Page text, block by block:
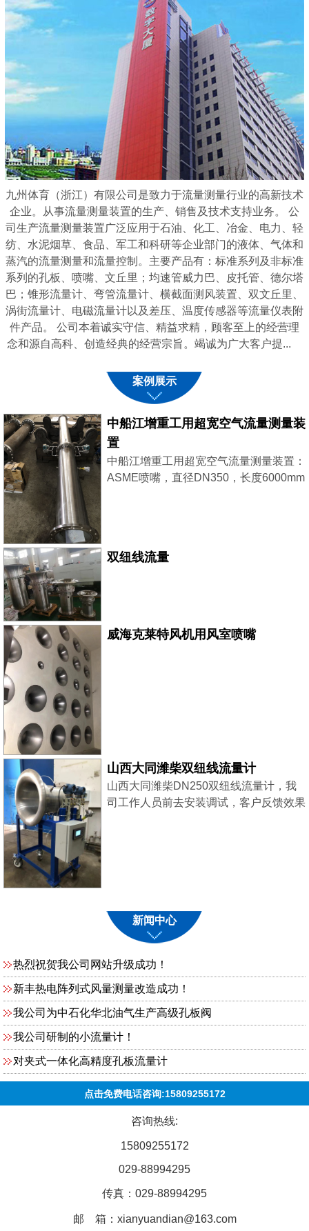
九州体育（浙江）有限公司是致力于流量测量行业的高新技术
企业。从事流量测量装置的生产、销售及技术支持业务。 公
司生产流量测量装置广泛应用于石油、化工、冶金、电力、轻
纺、水泥烟草、食品、军工和科研等企业部门的液体、气体和
蒸汽的流量测量和流量控制。主要产品有：标准系列及非标准
系列的孔板、喷嘴、文丘里；均速管威力巴、皮托管、德尔塔
巴；锥形流量计、弯管流量计、横截面测风装置、双文丘里、
涡街流量计、电磁流量计以及差压、温度传感器等流量仪表附
件产品。 公司本着诚实守信、精益求精，顾客至上的经营理
念和源自高科、创造经典的经营宗旨。竭诚为广大客户提...
案例展示
中船江增重工用超宽空气流量测量装
置
中船江增重工用超宽空气流量测量装置：
ASME喷嘴，直径DN350，长度6000mm
双纽线流量
威海克莱特风机用风室喷嘴
山西大同潍柴双纽线流量计
山西大同潍柴DN250双纽线流量计，我
司工作人员前去安装调试，客户反馈效果
新闻中心
热烈祝贺我公司网站升级成功！
新丰热电阵列式风量测量改造成功！
我公司为中石化华北油气生产高级孔板阀
我公司研制的小流量计！
对夹式一体化高精度孔板流量计
点击免费电话咨询:15809255172
咨询热线:
15809255172
029-88994295
传真：029-88994295
邮 箱：xianyuandian@163.com